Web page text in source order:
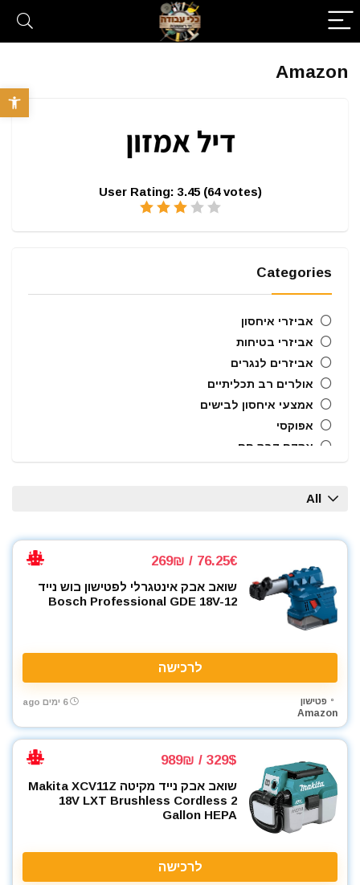
פתח
Amazon
User Rating: 3.45 (64votes)
Categories
אביזרי איחסון
אביזרי בטיחות
אביזרים לנגרים
אולרים רב תכליתיים
אמצעי איחסון לבישים
אפוקסי
אקדח דבק חם
אקדח ניטים
אקדח סיכות ידני
אקדח סיליקון חשמלי
אקדח סיליקון ידני
אקדחי חום
אקדחי סיליקון ונקניקים
ארגז כלים מזווד
ארגזי כלים
בגדי עבודה
בוקסות
בוקסות הינע 1/2"
בוקסות הינע 1/4"
All
76.25€ / 269₪
שואב אבק אינטגרלי לפטישון בוש נייד
Bosch Professional GDE 18V-12
לרכישה
פטישון
Amazon
6 ימים ago
329$ / 989₪
שואב אבק נייד מקיטה Makita XCV11Z
18V LXT Brushless Cordless 2
Gallon HEPA
לרכישה